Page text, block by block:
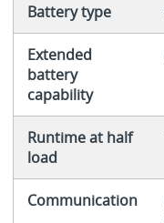
Battery type
Extended
battery
capability
Runtime at half
load
Communication